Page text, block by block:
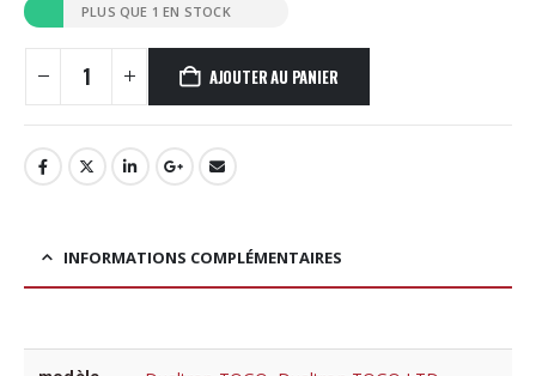
PLUS QUE 1 EN STOCK
AJOUTER AU PANIER
INFORMATIONS COMPLÉMENTAIRES